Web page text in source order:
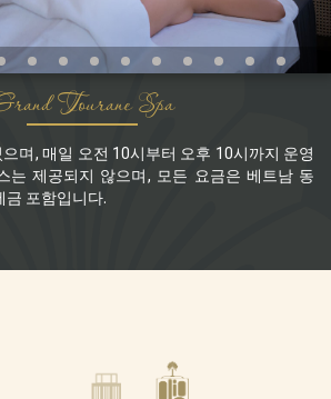
Tourane Spa
며, 매일 오전 10시부터 오후 10시까지 운영
는 제공되지 않으며, 모든 요금은 베트남 동
금 포함입니다.